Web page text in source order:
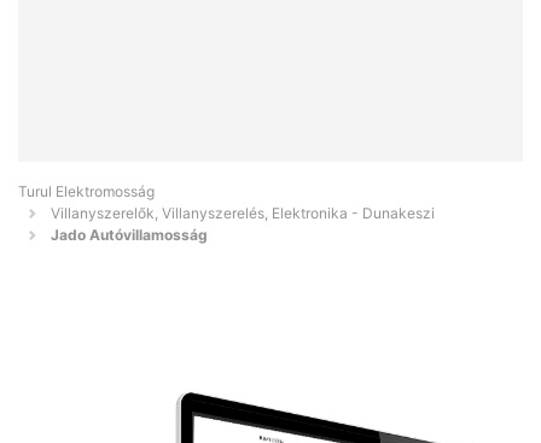
Turul Elektromosság
Villanyszerelők, Villanyszerelés, Elektronika - Dunakeszi
Jado Autóvillamosság